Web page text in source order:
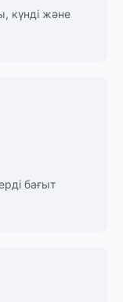
күнді және
бағыт